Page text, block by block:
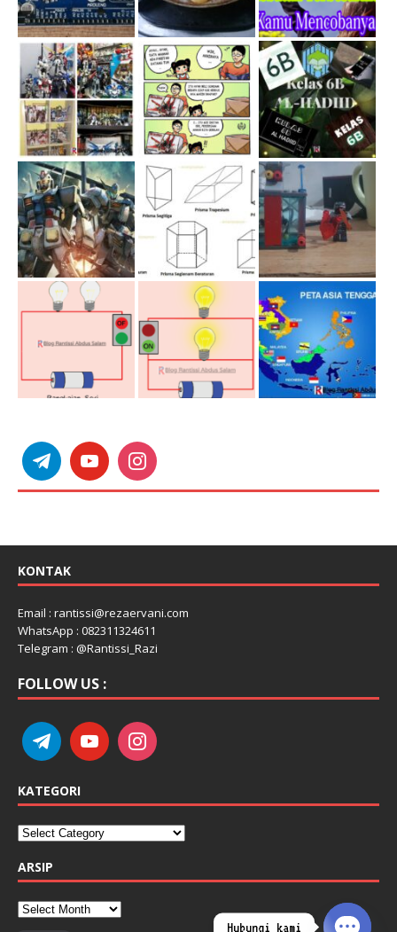
KONTAK
Email : rantissi@rezaervani.com
WhatsApp : 082311324611
Telegram : @Rantissi_Razi
FOLLOW US :
KATEGORI
ARSIP
Hubungi kami